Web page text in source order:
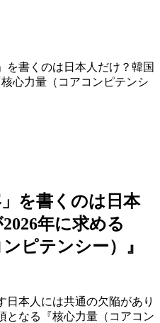
を書くのは日本人だけ？韓国
心力量（コアコンピテンシ
」を書くのは日本
年に求める
ピテンシー）』
日本人には共通の欠陥があり
となる『核心力量（コアコン